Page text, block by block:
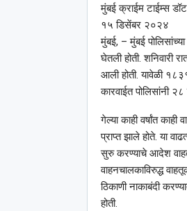
मुंबई क्राईम टाईम्स
१५ डिसेंबर २०२४
मुंबई, – मुंबई
घेतली होती. शनिवारी
आली होती. यावेळी
कारवाईत पोलिसांनी
गेल्या काही वर्षांत
प्राप्त झाले होते. या
सुरु करण्याचे आदेश
वाहनचालकाविरुद्ध
ठिकाणी नाकाबंदी
होती.